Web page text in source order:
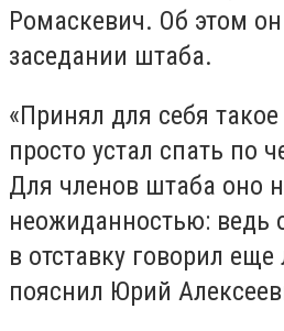
Ромаскевич. Об этом
заседании штаба.
«Принял для себя
просто устал спать по
Для членов штаба оно
неожиданностью: ведь
в отставку говорил
пояснил Юрий